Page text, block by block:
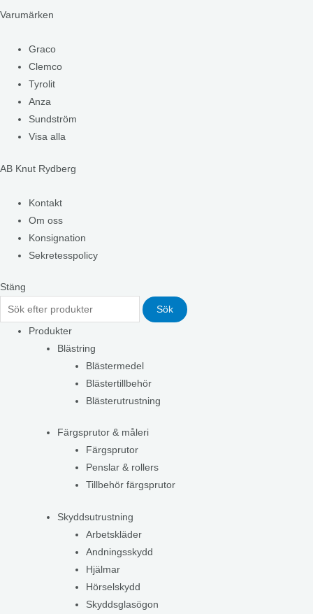
Varumärken
Graco
Clemco
Tyrolit
Anza
Sundström
Visa alla
AB Knut Rydberg
Kontakt
Om oss
Konsignation
Sekretesspolicy
Stäng
Sök
Produkter
Blästring
Blästermedel
Blästertillbehör
Blästerutrustning
Färgsprutor & måleri
Färgsprutor
Penslar & rollers
Tillbehör färgsprutor
Skyddsutrustning
Arbetskläder
Andningsskydd
Hjälmar
Hörselskydd
Skyddsglasögon